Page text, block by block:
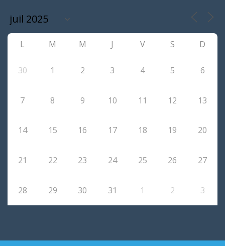
L M M J V S D
30 1 2 3 4 5 6
7 8 9 10 11 12 13
14 15 16 17 18 19 20
21 22 23 24 25 26 27
28 29 30 31 1 2 3